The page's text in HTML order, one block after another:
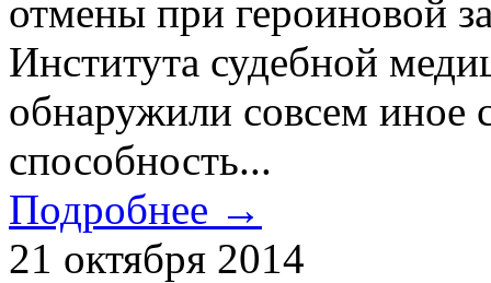
отмены при героиновой
Института судебной
обнаружили совсем иное
способность...
Подробнее →
21 октября 2014